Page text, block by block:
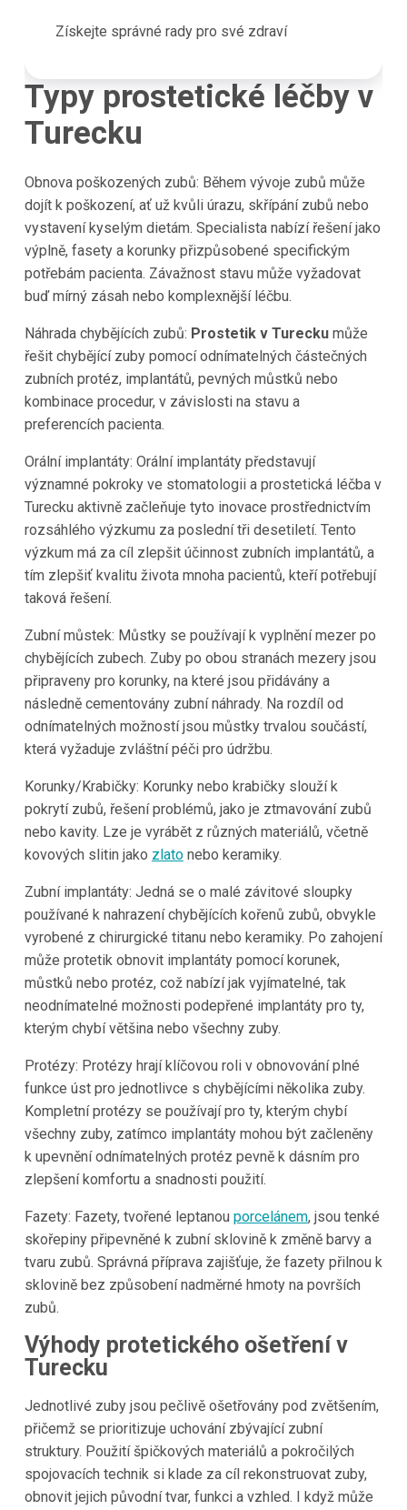
Získejte správné rady pro své zdraví
Typy prostetické léčby v
Turecku
Obnova poškozených zubů: Během vývoje zubů může
dojít k poškození, ať už kvůli úrazu, skřípání zubů nebo
vystavení kyselým dietám. Specialista nabízí řešení jako
výplně, fasety a korunky přizpůsobené specifickým
potřebám pacienta. Závažnost stavu může vyžadovat
buď mírný zásah nebo komplexnější léčbu.
Náhrada chybějících zubů: Prostetik v Tureckumůže
řešit chybějící zuby pomocí odnímatelných částečných
zubních protéz, implantátů, pevných můstků nebo
kombinace procedur, v závislosti na stavu a
preferencích pacienta.
Orální implantáty: Orální implantáty představují
významné pokroky ve stomatologii a prostetická léčba v
Turecku aktivně začleňuje tyto inovace prostřednictvím
rozsáhlého výzkumu za poslední tři desetiletí. Tento
výzkum má za cíl zlepšit účinnost zubních implantátů, a
tím zlepšiť kvalitu života mnoha pacientů, kteří potřebují
taková řešení.
Zubní můstek: Můstky se používají k vyplnění mezer po
chybějících zubech. Zuby po obou stranách mezery jsou
připraveny pro korunky, na které jsou přidávány a
následně cementovány zubní náhrady. Na rozdíl od
odnímatelných možností jsou můstky trvalou součástí,
která vyžaduje zvláštní péči pro údržbu.
Korunky/Krabičky: Korunky nebo krabičky slouží k
pokrytí zubů, řešení problémů, jako je ztmavování zubů
nebo kavity. Lze je vyrábět z různých materiálů, včetně
kovových slitin jako zlatonebo keramiky.
Zubní implantáty: Jedná se o malé závitové sloupky
používané k nahrazení chybějících kořenů zubů, obvykle
vyrobené z chirurgické titanu nebo keramiky. Po zahojení
může protetik obnovit implantáty pomocí korunek,
můstků nebo protéz, což nabízí jak vyjímatelné, tak
neodnímatelné možnosti podepřené implantáty pro ty,
kterým chybí většina nebo všechny zuby.
Protézy: Protézy hrají klíčovou roli v obnovování plné
funkce úst pro jednotlivce s chybějícími několika zuby.
Kompletní protézy se používají pro ty, kterým chybí
všechny zuby, zatímco implantáty mohou být začleněny
k upevnění odnímatelných protéz pevně k dásním pro
zlepšení komfortu a snadnosti použití.
Fazety: Fazety, tvořené leptanou porcelánem, jsou tenké
skořepiny připevněné k zubní sklovině k změně barvy a
tvaru zubů. Správná příprava zajišťuje, že fazety přilnou k
sklovině bez způsobení nadměrné hmoty na površích
zubů.
Výhody protetického ošetření v
Turecku
Jednotlivé zuby jsou pečlivě ošetřovány pod zvětšením,
přičemž se prioritizuje uchování zbývající zubní
struktury. Použití špičkových materiálů a pokročilých
spojovacích technik si klade za cíl rekonstruovat zuby,
obnovit jejich původní tvar, funkci a vzhled. I když může